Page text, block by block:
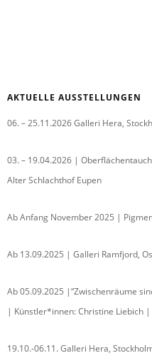
AKTUELLE AUSSTELLUNGEN
06. – 25.11.2026 Galleri Hera,
03. – 19.04.2026 |
Alter Schlachthof Eupen
Ab Anfang November 2025 |
Ab 13.09.2025 | Galleri Ramfjord,
Ab 05.09.2025 |“Zwischenräume
| Künstler*innen: Christine Liebich
19.10.-06.11. Galleri Hera,